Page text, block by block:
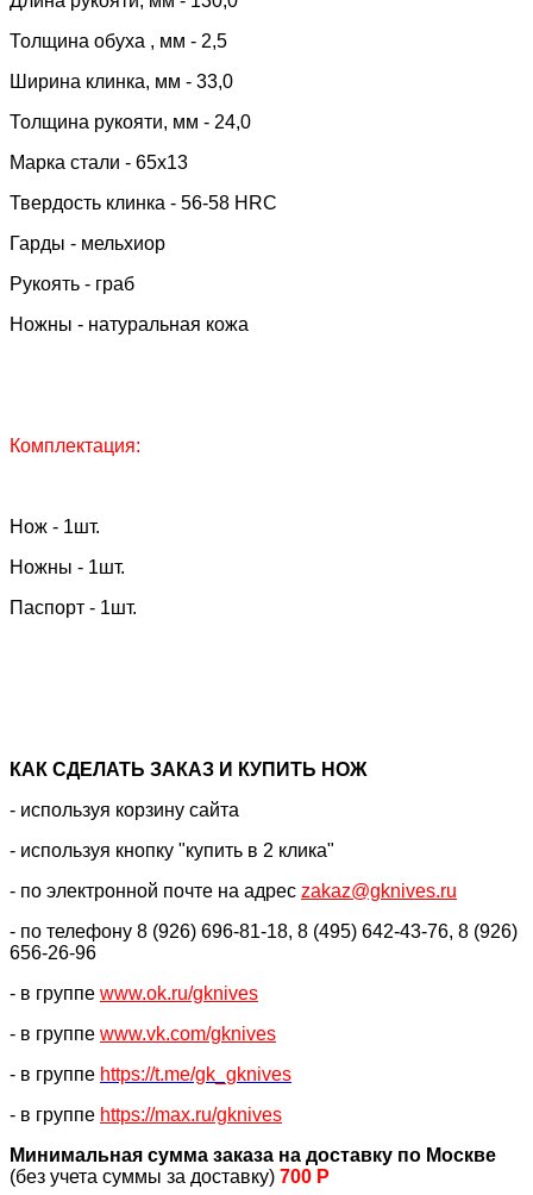
Толщина обуха , мм - 2,5
Ширина клинка, мм - 33,0
Толщина рукояти, мм - 24,0
Марка стали - 65х13
Твердость клинка - 56-58 HRC
Гарды - мельхиор
Рукоять - граб
Ножны - натуральная кожа
Комплектация:
Нож - 1шт.
Ножны - 1шт.
Паспорт - 1шт.
КАК CДЕЛАТЬ ЗАКАЗ И КУПИТЬ НОЖ
- используя корзину сайта
- используя кнопку "купить в 2 клика"
- по электронной почте на адрес zakaz@gknives.ru
- по телефону 8 (926) 696-81-18, 8 (495) 642-43-76, 8 (926)
656-26-96
- в группе www.ok.ru/gknives
- в группе www.vk.com/gknives
- в группе https://t.me/gk_gknives
- в группе https://max.ru/gknives
Минимальная сумма заказа на доставку по Москве
(без учета суммы за доставку) 700 Р